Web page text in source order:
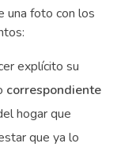
una foto con los
explícito su
correspondiente
hogar que
que ya lo